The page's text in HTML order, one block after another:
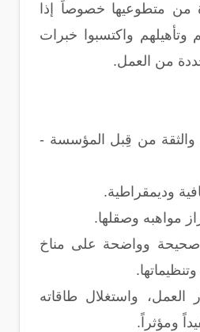
من متطوعيها خصوصاً إذا
وتأهيلهم واكتسبوا خبرات
من العمل.
والثقة من قِبل المؤسسة -
وديمقراطية.
مواهبه وصقلها.
صحيحة وواضحة على مناخ
العمل، واستغلال طاقاته
ومؤثراً.